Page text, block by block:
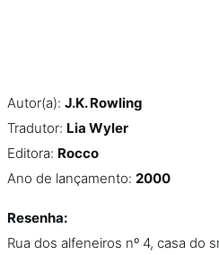
Autor(a): J.K. Rowling
Tradutor: Lia Wyler
Editora: Rocco
Ano de lançamento: 2000
Resenha:
Rua dos alfeneiros nº 4, casa do